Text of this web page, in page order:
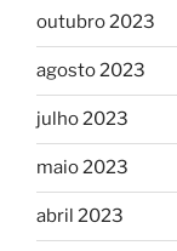
outubro 2023
agosto 2023
julho 2023
maio 2023
abril 2023